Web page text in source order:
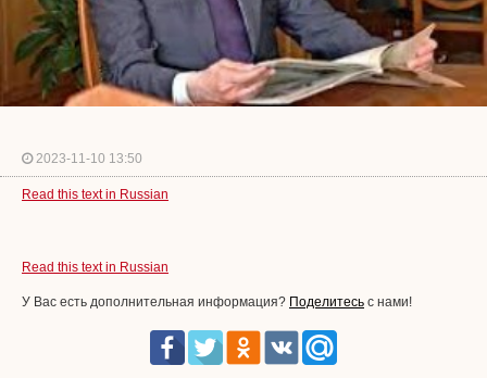
2023-11-10 13:50
Read this text in Russian
Read this text in Russian
У Вас есть дополнительная информация? Поделитесь с нами!